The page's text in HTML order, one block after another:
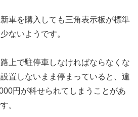
車を購入しても三角表示板が標準
ないようです。
上で駐停車しなければならなくな
置しないまま停まっていると、違
円が科せられてしまうことがあ
。